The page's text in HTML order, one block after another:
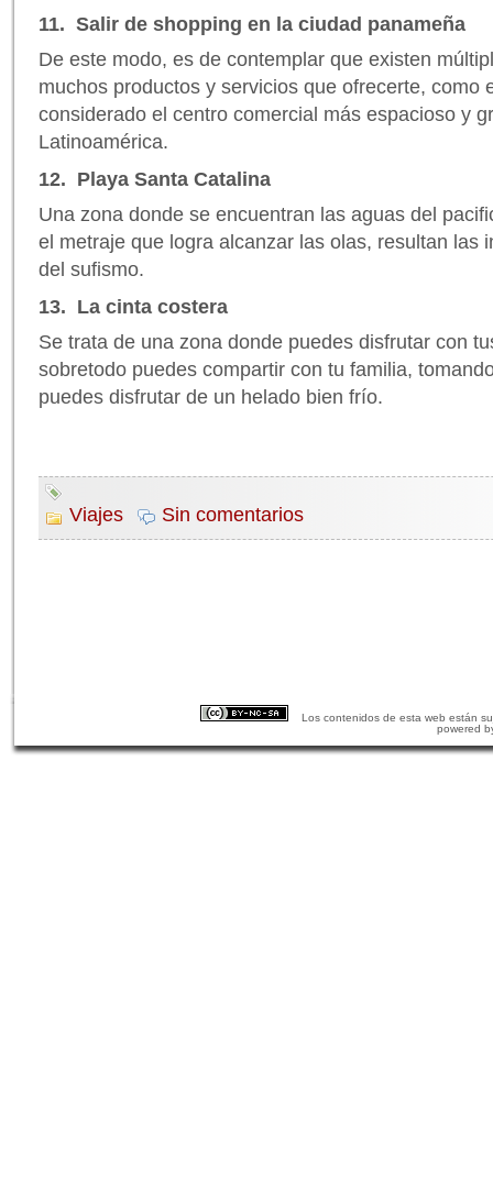
11. Salir de shopping en la ciudad panameña
De este modo, es de contemplar que existen
muchos productos y servicios que ofrecerte, como
considerado el centro comercial más espacioso y
Latinoamérica.
12. Playa Santa Catalina
Una zona donde se encuentran las aguas del
el metraje que logra alcanzar las olas, resultan las
del sufismo.
13. La cinta costera
Se trata de una zona donde puedes disfrutar con
sobretodo puedes compartir con tu familia,
puedes disfrutar de un helado bien frío.
Viajes Sin comentarios
Los contenidos de esta web están
powered